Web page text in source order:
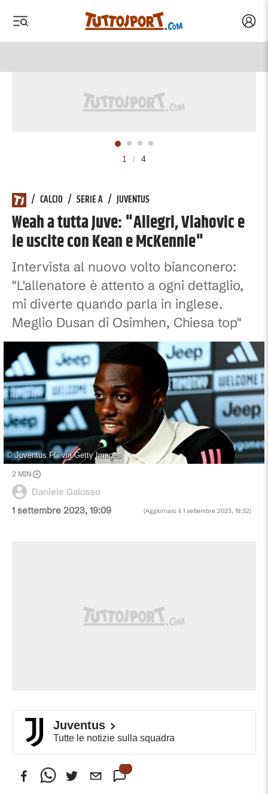
1 / 4
/ CALCIO / SERIE A / JUVENTUS
Weah a tutta Juve: "Allegri, Vlahovic e
le uscite con Kean e McKennie"
Intervista al nuovo volto bianconero:
"L'allenatore è attento a ogni dettaglio,
mi diverte quando parla in inglese.
Meglio Dusan di Osimhen, Chiesa top"
©Juventus FC via Getty Images
1 settembre 2023, 19:09 (Aggiornato il 1 settembre 2023, 19:32)
Daniele Galosso
2 MIN
Juventus
Tutte le notizie sulla squadra